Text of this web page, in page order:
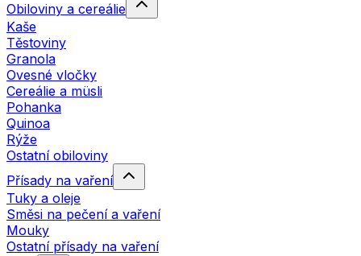
Obiloviny a cereálie
Kaše
Těstoviny
Granola
Ovesné vločky
Cereálie a müsli
Pohanka
Quinoa
Rýže
Ostatní obiloviny
Přísady na vaření
Tuky a oleje
Směsi na pečení a vaření
Mouky
Ostatní přísady na vaření